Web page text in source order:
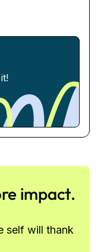
impact.
self will thank